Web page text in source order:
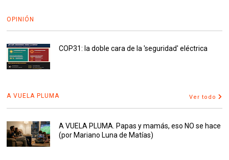
OPINIÓN
COP31: la doble cara de la 'seguridad' eléctrica
A VUELA PLUMA Ver todo
A VUELA PLUMA. Papas y mamás, eso NO se hace
(por Mariano Luna de Matías)